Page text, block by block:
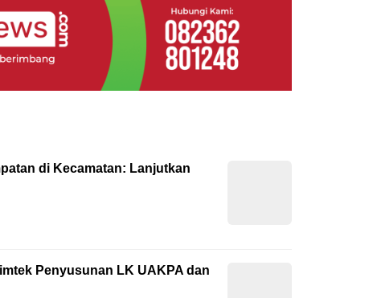
di Kecamatan: Lanjutkan
Penyusunan LK UAKPA dan